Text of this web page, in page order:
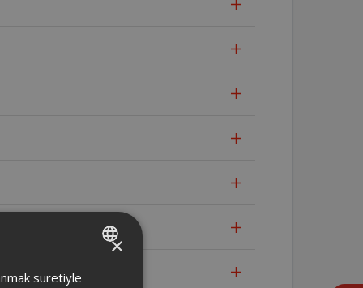
TURKISH
×
suretiyle